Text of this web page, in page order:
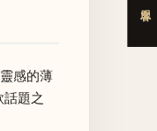
感的薄
題之